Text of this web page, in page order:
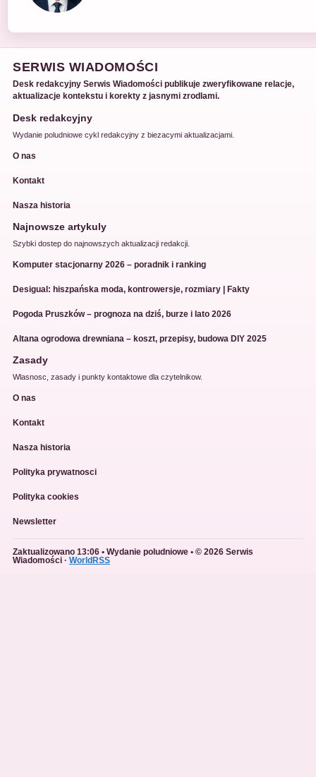
SERWIS WIADOMOŚCI
Desk redakcyjny Serwis Wiadomości publikuje zweryfikowane relacje,
aktualizacje kontekstu i korekty z jasnymi zrodlami.
Desk redakcyjny
Wydanie poludniowe cykl redakcyjny z biezacymi aktualizacjami.
O nas
Kontakt
Nasza historia
Najnowsze artykuly
Szybki dostep do najnowszych aktualizacji redakcji.
Komputer stacjonarny 2026 – poradnik i ranking
Desigual: hiszpańska moda, kontrowersje, rozmiary | Fakty
Pogoda Pruszków – prognoza na dziś, burze i lato 2026
Altana ogrodowa drewniana – koszt, przepisy, budowa DIY 2025
Zasady
Wlasnosc, zasady i punkty kontaktowe dla czytelnikow.
O nas
Kontakt
Nasza historia
Polityka prywatnosci
Polityka cookies
Newsletter
Zaktualizowano 13:06 • Wydanie poludniowe • © 2026 Serwis
Wiadomości · WorldRSS